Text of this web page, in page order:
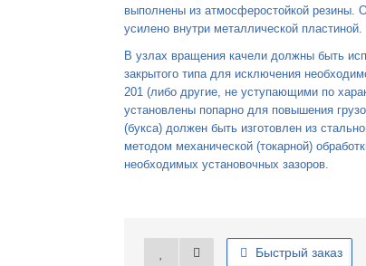
выполнены из атмосферостойкой резины.
усилено внутри металлической пластиной.
В узлах вращения качели должны быть
закрытого типа для исключения
201 (либо другие, не уступающими по
установлены попарно для повышения
(букса) должен быть изготовлен из
методом механической (токарной)
необходимых установочных зазоров.
Быстрый заказ